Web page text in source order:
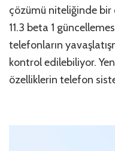
çözümü niteliğinde bir
11.3 beta 1
telefonların
kontrol edilebiliyor.
özelliklerin telefon